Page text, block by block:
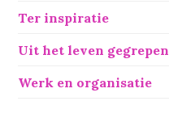
Ter inspiratie
Uit het leven gegrepen
Werk en organisatie